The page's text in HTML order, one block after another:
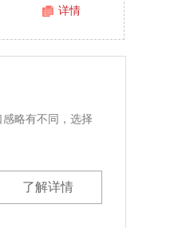
详情
略有不同，选择
了解详情